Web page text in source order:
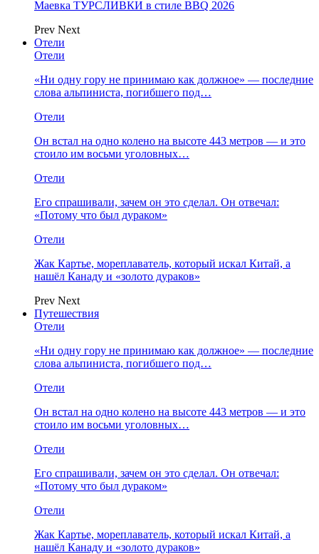
Маевка ТУРСЛИВКИ в стиле BBQ 2026
Prev Next
Отели
Отели
«Ни одну гору не принимаю как должное» — последние
слова альпиниста, погибшего под…
Отели
Он встал на одно колено на высоте 443 метров — и это
стоило им восьми уголовных…
Отели
Его спрашивали, зачем он это сделал. Он отвечал:
«Потому что был дураком»
Отели
Жак Картье, мореплаватель, который искал Китай, а
нашёл Канаду и «золото дураков»
Prev Next
Путешествия
Отели
«Ни одну гору не принимаю как должное» — последние
слова альпиниста, погибшего под…
Отели
Он встал на одно колено на высоте 443 метров — и это
стоило им восьми уголовных…
Отели
Его спрашивали, зачем он это сделал. Он отвечал:
«Потому что был дураком»
Отели
Жак Картье, мореплаватель, который искал Китай, а
нашёл Канаду и «золото дураков»